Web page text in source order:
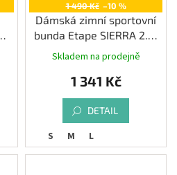
1 490 Kč –10 %
Dámská zimní sportovní
bunda Etape SIERRA 2.0,
mint/černá
Skladem na prodejně
1 341 Kč
DETAIL
S M L